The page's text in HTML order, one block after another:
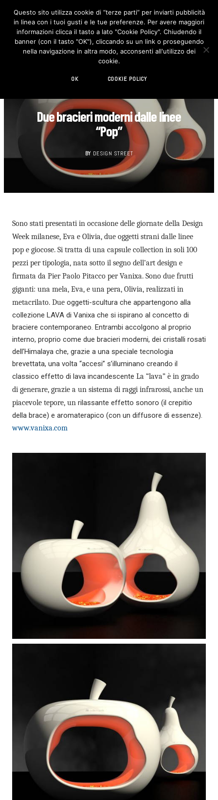
F
c
e
b
o
I
n
s
t
Due bracieri moderni dalle linee
“Pop”
BY DESIGN STREET
Sono stati presentati in occasione delle giornate della Design
Week milanese, Eva e Olivia, due oggetti strani dalle linee
pop e giocose. Si tratta di una capsule collection in soli 100
pezzi per tipologia, nata sotto il segno dell’art design e
firmata da Pier Paolo Pitacco per Vanixa. Sono due frutti
giganti: una mela, Eva, e una pera, Olivia, realizzati in
metacrilato. Due oggetti-scultura che appartengono alla
collezione LAVA di Vanixa che si ispirano al concetto di
braciere contemporaneo. Entrambi accolgono al proprio
interno, proprio come due bracieri moderni, dei cristalli rosati
dell’Himalaya che, grazie a una speciale tecnologia
brevettata, una volta “accesi” s’illuminano creando il
classico effetto di lava incandescente La “lava” è in grado
di generare, grazie a un sistema di raggi infrarossi, anche un
piacevole tepore, un rilassante effetto sonoro (il crepitio
della brace) e aromaterapico (con un diffusore di essenze).
www.vanixa.com
Questo sito utilizza cookie di “terze parti” per inviarti pubblicità
in linea con i tuoi gusti e le tue preferenze. Per avere maggiori
informazioni clicca il tasto a lato "Cookie Policy". Chiudendo il
banner (con il tasto "OK"), cliccando su un link o proseguendo
nella navigazione in altra modo, acconsenti all'utilizzo dei
cookie.
OK COOKIE POLICY